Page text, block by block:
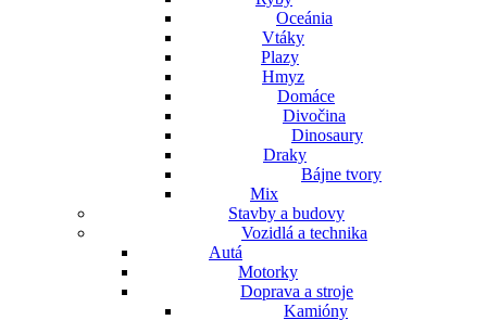
Oceánia
Vtáky
Plazy
Hmyz
Domáce
Divočina
Dinosaury
Draky
Bájne tvory
Mix
Stavby a budovy
Vozidlá a technika
Autá
Motorky
Doprava a stroje
Kamióny